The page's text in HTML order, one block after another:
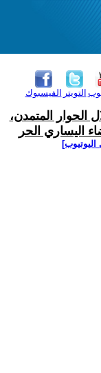
الفيسبوك التويتر
الحوار المتمدن،
اليساري الحر